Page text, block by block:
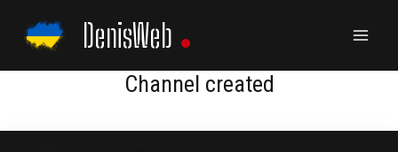
content
DenisWeb
Channel created